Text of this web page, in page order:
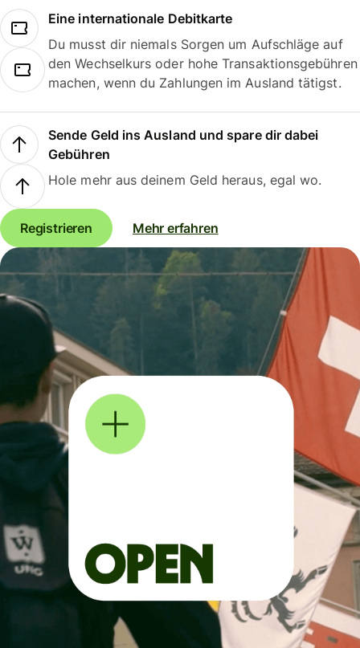
Eine internationale Debitkarte
Du musst dir niemals Sorgen um Aufschläge auf
den Wechselkurs oder hohe Transaktionsgebühren
machen, wenn du Zahlungen im Ausland tätigst.
Sende Geld ins Ausland und spare dir dabei
Gebühren
Hole mehr aus deinem Geld heraus, egal wo.
Registrieren Mehr erfahren